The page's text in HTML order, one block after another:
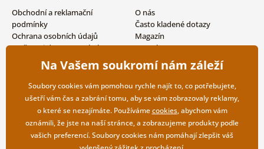
Obchodní a reklamační
podmínky
Ochrana osobních údajů
Možnosti dopravy a platby
Vrácení zboží
O nás
Často kladené dotazy
Magazín
Kontakty
Velkoobchodní spolupráce
Na Vašem soukromí nám záleží
Soubory cookies vám pomohou rychle najít to, co potřebujete,
ušetří vám čas a zabrání tomu, aby se vám zobrazovaly reklamy,
o které se nezajímáte. Používámecookies, abychom vám
oznámili, že jste na naší stránce, a zobrazujeme produkty podle
vašich preferencí. Soubory cookies nám pomáhají zlepšit váš